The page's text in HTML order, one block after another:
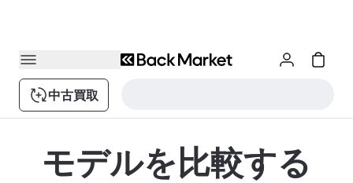
中古買取
モデルを比較する